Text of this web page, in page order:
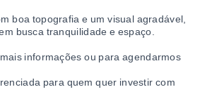
boa topografia e um visual agradável,
busca tranquilidade e espaço.
informações ou para agendarmos
para quem quer investir com